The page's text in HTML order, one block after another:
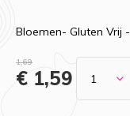
Bloemen- Gluten Vrij -
1,69
€ 1,59